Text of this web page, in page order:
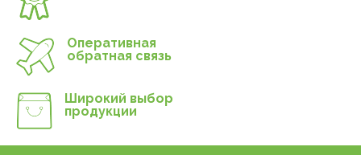
Оперативная
обратная связь
Широкий выбор
продукции